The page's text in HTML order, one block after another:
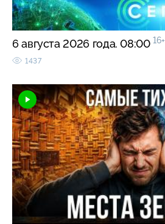
6 августа 2026 года. 08:00 16+
1437